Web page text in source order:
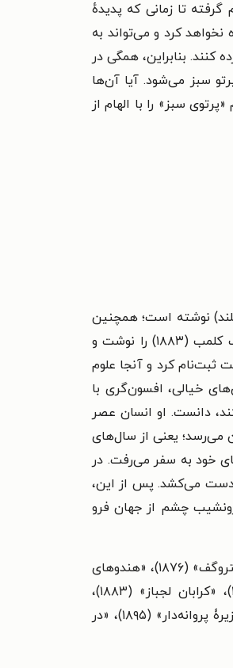
تا زمانی که پدیدهٔ
نخواهد کرد و می‌تواند به
بنابراین، همگی در
سبز می‌شود. آیا آن‌ها
فرانسه، در سال ۱۹۸۶ فیلمی به نام «پرتوی سبز» را با الهام از
او یک رمان‌نویس مشهور است. ژول ورن ۸۰ رمان (یا داستان بلند) نوشته است؛ همچنین
تعداد بسیاری کتاب عامه‌فهم مانند جغرافیای مصور فرانسه و مستعمراتش (۱۸۶۸)، تاریخ سفرهای بزرگ و جهانگردان بزرگ (۱۸۷۸)، کریستف کلمب (۱۸۸۳) را نوشت و
او نوشتن را با نگارش شعر و نمایشنامه آغاز کرد. در ۱۸۴۴ در دبیرستان نانت ثبت‌نام کرد و آنجا علوم
خیالی، افسون‌گری با
دانست. او انسان عصر
می‌رسد؛ یعنی از سال‌های
خود به سفر می‌رفت. در
خود دست می‌کشد. پس از این،
یک زندگی پرفرازونشیب چشم از جهان فرو
«فرزندان ناخدا گرانت» (۱۸۶۷)، «بیست‌هزار فرسنگ زیر دریا» (۱۸۶۹)، «دور دنیا در هشتاد روز» (۱۸۷۳)، «جزیرۀ اسرارآمیز» (۱۸۷۴)، «میشل استروگف» (۱۸۷۶)، «هندوهای
سیاه» (۱۸۷۷)، «ناخدای پانزده‌ساله» (۱۸۷۸)، «مصایب یک چینی در چین» (۱۸۷۹)، «پانصد میلیون بگوم» (۱۸۷۹)، «اشعۀ سبز» (۱۸۸۲)، «کرابان لجباز» (۱۸۸۳)،
«مجمع‌الجزایر در آتش» (۱۸۸۴)، «ماتیاس سندورف» (۱۸۸۵)، «روبور فاتح» (۱۸۸۶)، «دو سال تعطیلات» (۱۸۸۸)، «کاخ کارپات‌ها» (۱۸۹۲)، «جزیرۀ پروانه‌دار» (۱۸۹۵)، «در